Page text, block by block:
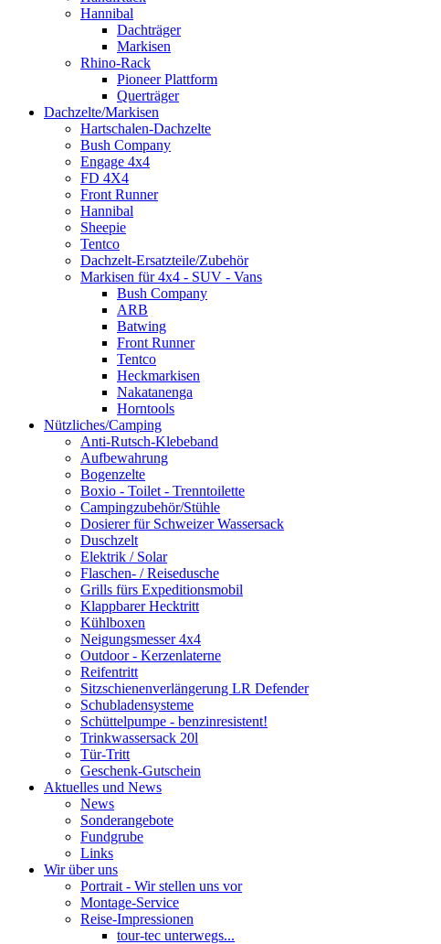
Hannibal
Dachträger
Markisen
Rhino-Rack
Pioneer Plattform
Querträger
Dachzelte/Markisen
Hartschalen-Dachzelte
Bush Company
Engage 4x4
FD 4X4
Front Runner
Hannibal
Sheepie
Tentco
Dachzelt-Ersatzteile/Zubehör
Markisen für 4x4 - SUV - Vans
Bush Company
ARB
Batwing
Front Runner
Tentco
Heckmarkisen
Nakatanenga
Horntools
Nützliches/Camping
Anti-Rutsch-Klebeband
Aufbewahrung
Bogenzelte
Boxio - Toilet - Trenntoilette
Campingzubehör/Stühle
Dosierer für Schweizer Wassersack
Duschzelt
Elektrik / Solar
Flaschen- / Reisedusche
Grills fürs Expeditionsmobil
Klappbarer Hecktritt
Kühlboxen
Neigungsmesser 4x4
Outdoor - Kerzenlaterne
Reifentritt
Sitzschienenverlängerung LR Defender
Schubladensysteme
Schüttelpumpe - benzinresistent!
Trinkwassersack 20l
Tür-Tritt
Geschenk-Gutschein
Aktuelles und News
News
Sonderangebote
Fundgrube
Links
Wir über uns
Portrait - Wir stellen uns vor
Montage-Service
Reise-Impressionen
tour-tec unterwegs...